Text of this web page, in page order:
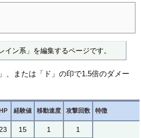
イン系」を編集するページです。
、または「ド」の印で1.5倍のダメー
HP 経験値 移動速度 攻撃回数 特徴
15 1 1